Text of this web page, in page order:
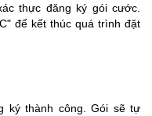
thực đăng ký gói cước.
để kết thúc quá trình đặt
ký thành công. Gói sẽ tự